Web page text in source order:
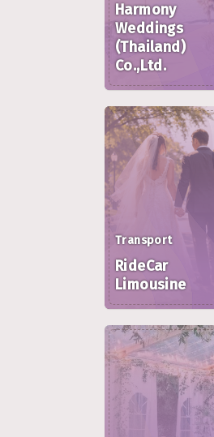
Harmony
Weddings
(Thailand)
Co.,Ltd.
Transport
RideCar
Limousine